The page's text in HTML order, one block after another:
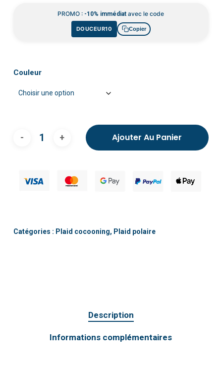
PROMO : -10% immédiat avec le code
DOUCEUR10 Copier
Couleur
Ajouter Au Panier
Catégories : Plaid cocooning, Plaid polaire
Description
Informations complémentaires